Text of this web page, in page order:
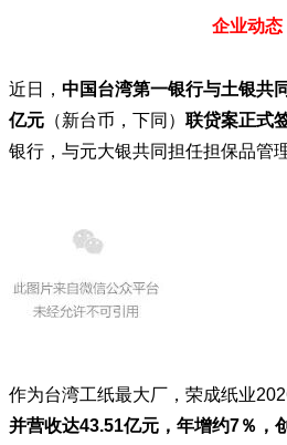
企业动态
近日， 中国台湾第一银行与土银共
亿元 （新台币，下同） 联贷案正式
银行，与元大银共同担任担保品管
作为台湾工纸最大厂， 荣成纸业
并营收达43.51亿元，年增约7％，